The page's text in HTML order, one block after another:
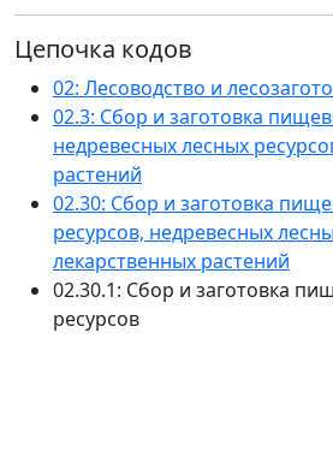
Цепочка кодов
02: Лесоводство и
02.3: Сбор и заготовка
недревесных лесных
растений
02.30: Сбор и заготовка
ресурсов, недревесных
лекарственных растений
02.30.1: Сбор и заготовка
ресурсов